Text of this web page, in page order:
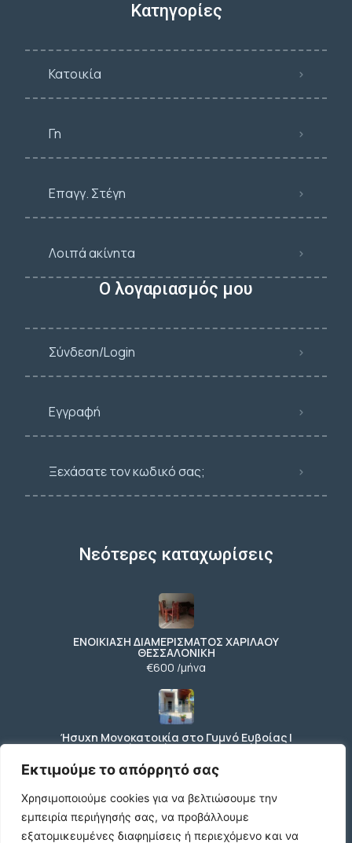
Εκτιμούμε το απόρρητό σας
Χρησιμοποιούμε cookies για να βελτιώσουμε την
εμπειρία περιήγησής σας, να προβάλλουμε
εξατομικευμένες διαφημίσεις ή περιεχόμενο και να
Κατηγορίες
Κατοικία
Γη
Επαγγ. Στέγη
Λοιπά ακίνητα
Ο λογαριασμός μου
Σύνδεση/Login
Εγγραφή
Ξεχάσατε τον κωδικό σας;
Νεότερες καταχωρίσεις
ΕΝΟΙΚΙΑΣΗ ΔΙΑΜΕΡΙΣΜΑΤΟΣ ΧΑΡΙΛΑΟΥ
ΘΕΣΣΑΛΟΝΙΚΗ
€600 /μήνα
Ήσυχη Μονοκατοικία στο Γυμνό Ευβοίας |
Κοντά σε Θάλασσα & Βουνό
€52 /μήνα
ΕΝΟΙΚΙΑΣΗ ΔΙΑΜΕΡΙΣΜΑΤΟΣ ΧΑΡΙΛΑΟΥ